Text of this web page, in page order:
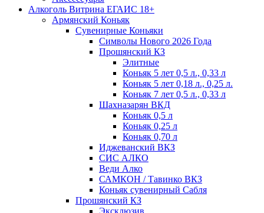
Алкоголь Витрина ЕГАИС 18+
Армянский Коньяк
Сувенирные Коньяки
Символы Нового 2026 Года
Прошянский КЗ
Элитные
Коньяк 5 лет 0,5 л., 0,33 л
Коньяк 5 лет 0,18 л., 0,25 л.
Коньяк 7 лет 0,5 л., 0,33 л
Шахназарян ВКД
Коньяк 0,5 л
Коньяк 0,25 л
Коньяк 0,70 л
Иджеванский ВКЗ
СИС АЛКО
Веди Алко
САМКОН / Тавинко ВКЗ
Коньяк сувенирный Сабля
Прошянский КЗ
Эксклюзив